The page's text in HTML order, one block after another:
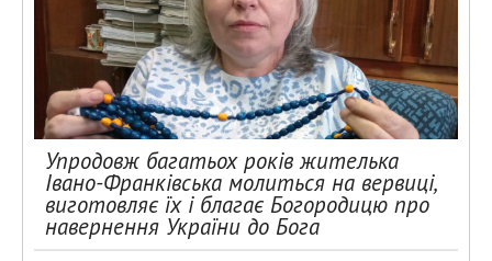
Упродовж багатьох років жителька
Івано-Франківська молиться на вервиці,
виготовляє їх і благає Богородицю про
навернення України до Бога